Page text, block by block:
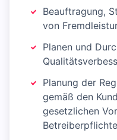
Beauftragung,
von
Planen und
Planung der
gemäß den
gesetzlichen